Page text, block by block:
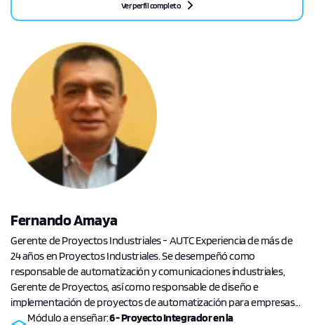
Ver perfil completo
Fernando Amaya
Gerente de Proyectos Industriales - AUTC Experiencia de más de
24 años en Proyectos Industriales. Se desempeñó como
responsable de automatización y comunicaciones industriales,
Gerente de Proyectos, así como responsable de diseño e
implementación de proyectos de automatización para empresas...
Módulo a enseñar:6 - Proyecto Integrador en la